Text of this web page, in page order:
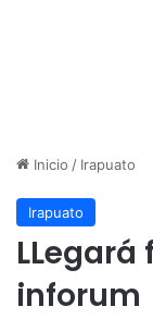
Inicio / Irapuato
Irapuato
inforum